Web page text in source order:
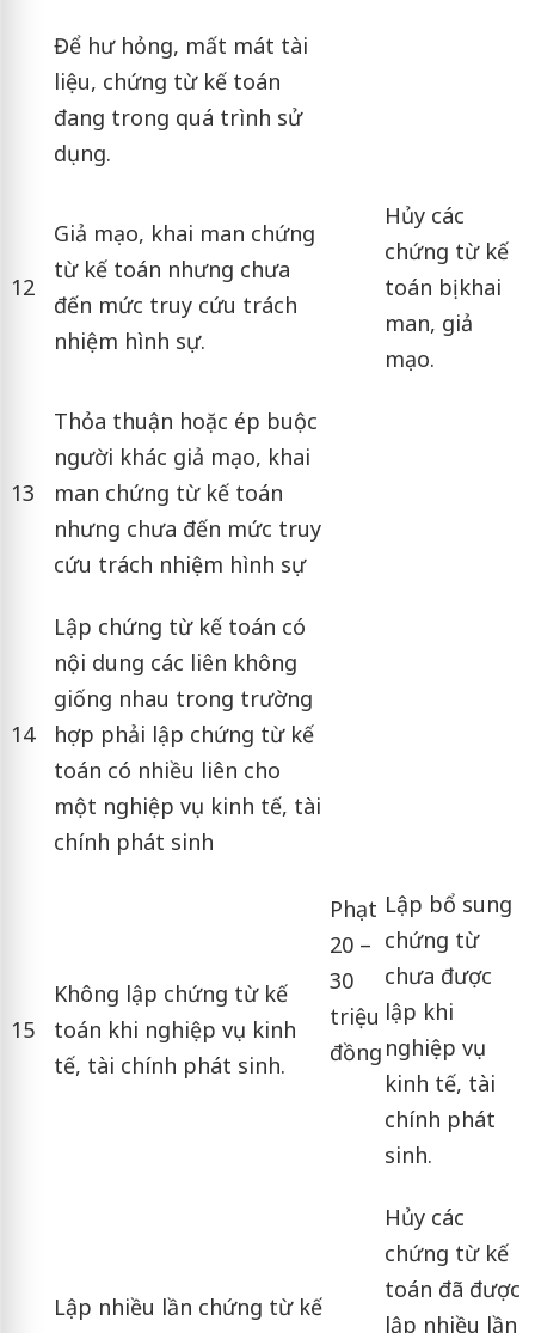
Để hư hỏng, mất mát tài
liệu, chứng từ kế toán
đang trong quá trình sử
dụng.
12
Giả mạo, khai man chứng
từ kế toán nhưng chưa
đến mức truy cứu trách
nhiệm hình sự.
Phạt
20 –
30
triệu
đồng
Hủy các
chứng từ kế
toán bị khai
man, giả
mạo.
13
Thỏa thuận hoặc ép buộc
người khác giả mạo, khai
man chứng từ kế toán
nhưng chưa đến mức truy
cứu trách nhiệm hình sự
14
Lập chứng từ kế toán có
nội dung các liên không
giống nhau trong trường
hợp phải lập chứng từ kế
toán có nhiều liên cho
một nghiệp vụ kinh tế, tài
chính phát sinh
15
Không lập chứng từ kế
toán khi nghiệp vụ kinh
tế, tài chính phát sinh.
Lập bổ sung
chứng từ
chưa được
lập khi
nghiệp vụ
kinh tế, tài
chính phát
sinh.
Lập nhiều lần chứng từ kế
Hủy các
chứng từ kế
toán đã được
lập nhiều lần